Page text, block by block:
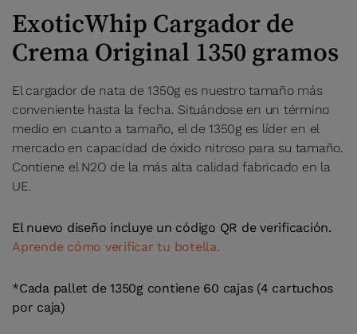
ExoticWhip Cargador de
Crema Original 1350 gramos
El cargador de nata de 1350g es nuestro tamaño más
conveniente hasta la fecha. Situándose en un término
medio en cuanto a tamaño, el de 1350g es líder en el
mercado en capacidad de óxido nitroso para su tamaño.
Contiene el N2O de la más alta calidad fabricado en la
UE.
El nuevo diseño incluye un código QR de verificación.
Aprende cómo verificar tu botella.
*Cada pallet de 1350g contiene 60 cajas (4 cartuchos
por caja)